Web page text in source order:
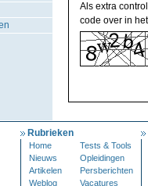
Als extra
code over in
Rubrieken
Home
Tests & Tools
Nieuws
Opleidingen
Artikelen
Persberichten
Weblog
Vacatures